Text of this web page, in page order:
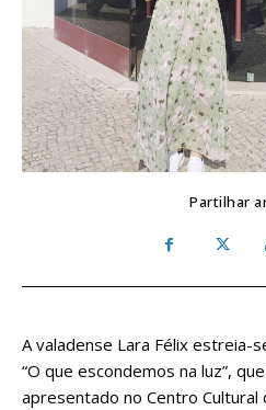
Partilhar
A valadense Lara Félix estreia-
“O que escondemos na luz”,
apresentado no Centro Cultural